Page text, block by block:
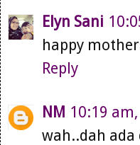
Elyn Sani
happy
Reply
NM 10:19
wah..dah